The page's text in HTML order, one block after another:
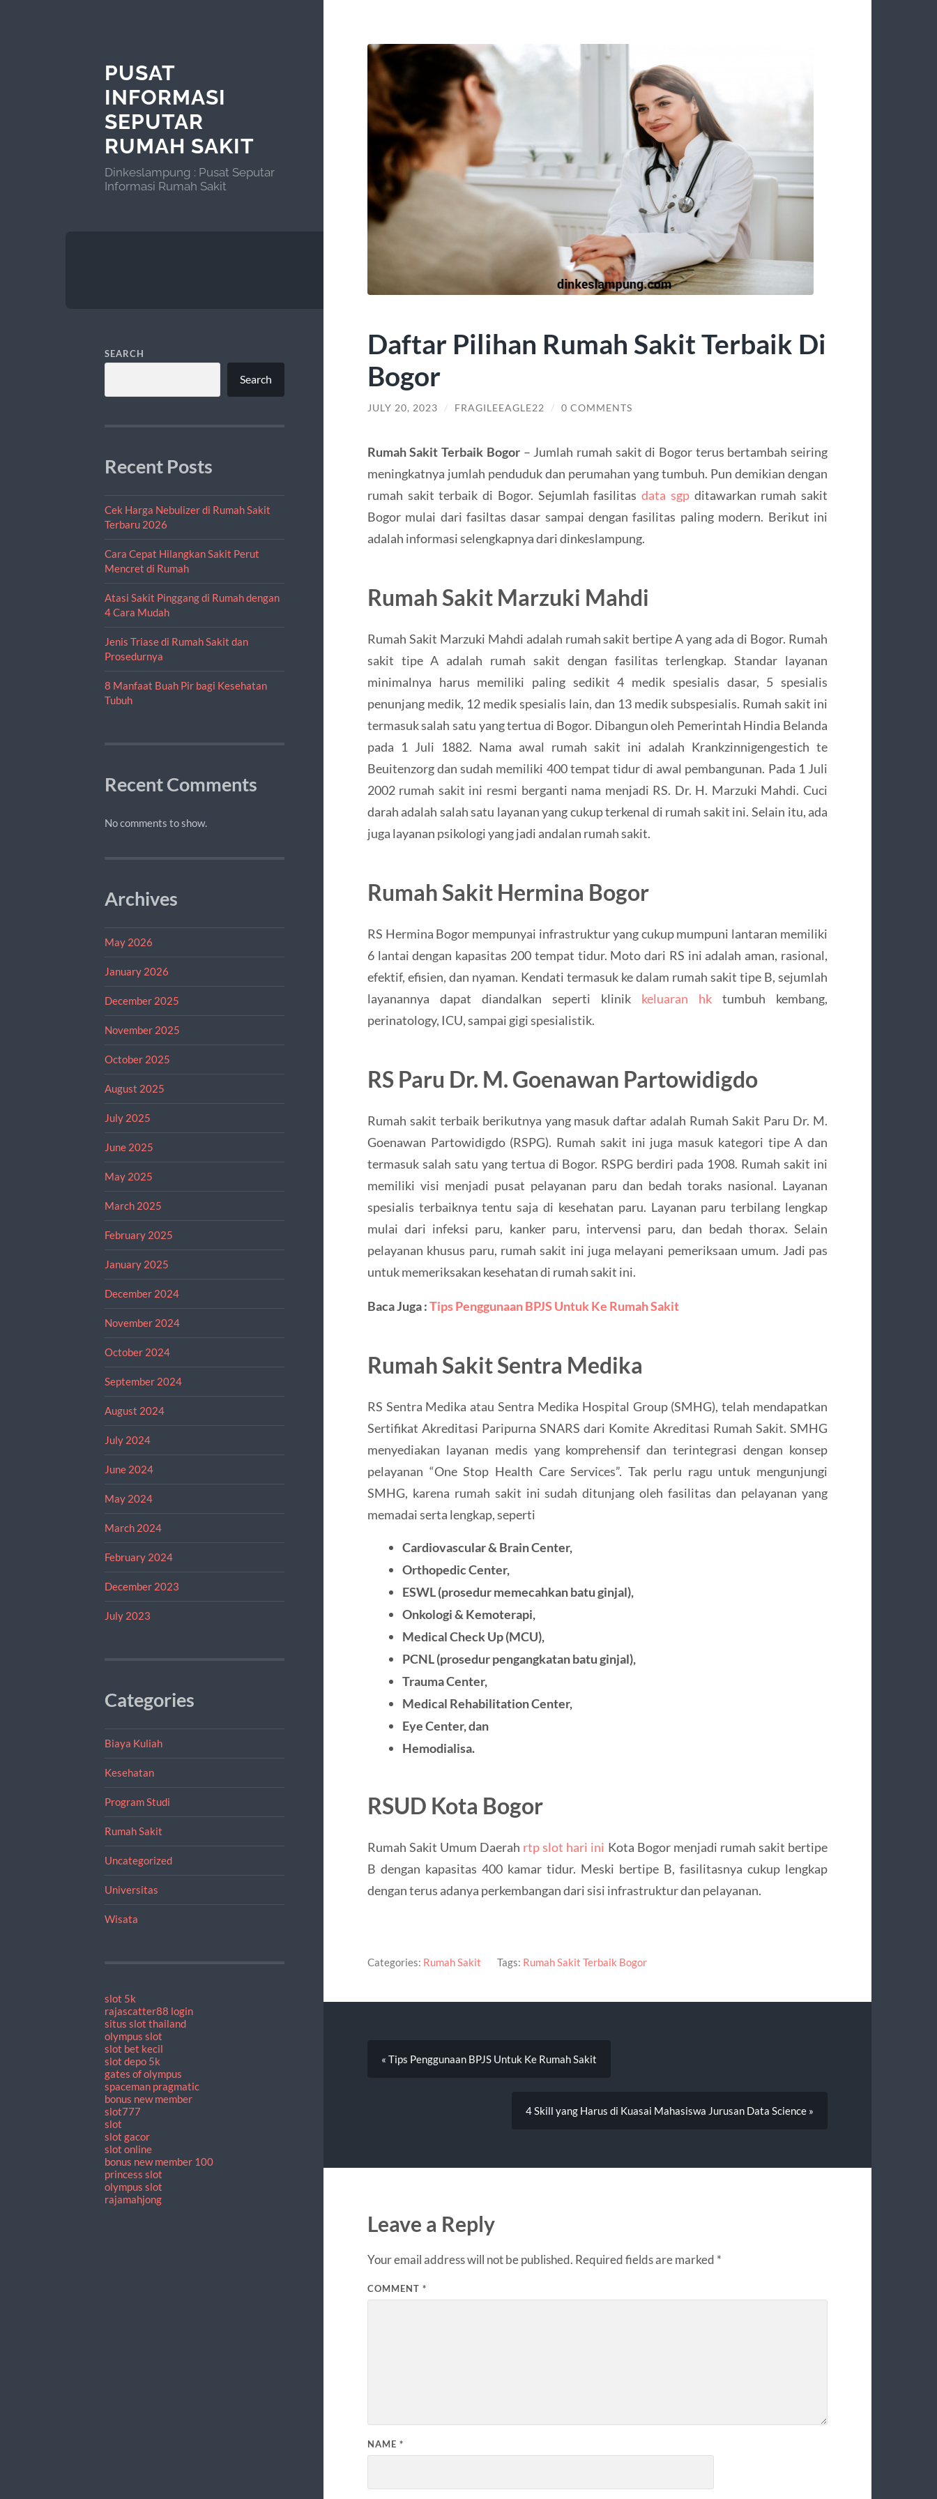
PUSAT
INFORMASI
SEPUTAR
RUMAH SAKIT
Dinkeslampung : Pusat Seputar
Informasi Rumah Sakit
SEARCH
Search
Recent Posts
Cek Harga Nebulizer di Rumah Sakit
Terbaru 2026
Cara Cepat Hilangkan Sakit Perut
Mencret di Rumah
Atasi Sakit Pinggang di Rumah dengan
4 Cara Mudah
Jenis Triase di Rumah Sakit dan
Prosedurnya
8 Manfaat Buah Pir bagi Kesehatan
Tubuh
Recent Comments
No comments to show.
Archives
May 2026
January 2026
December 2025
November 2025
October 2025
August 2025
July 2025
June 2025
May 2025
March 2025
February 2025
January 2025
December 2024
November 2024
October 2024
September 2024
August 2024
July 2024
June 2024
May 2024
March 2024
February 2024
December 2023
July 2023
Categories
Biaya Kuliah
Kesehatan
Program Studi
Rumah Sakit
Uncategorized
Universitas
Wisata
slot 5k
rajascatter88 login
situs slot thailand
olympus slot
slot bet kecil
slot depo 5k
gates of olympus
spaceman pragmatic
bonus new member
slot777
slot
slot gacor
slot online
bonus new member 100
princess slot
olympus slot
rajamahjong
Daftar Pilihan Rumah Sakit Terbaik Di
Bogor
JULY 20, 2023 / FRAGILEEAGLE22 / 0 COMMENTS
Rumah Sakit Terbaik Bogor– Jumlah rumah sakit di Bogor terus bertambah seiring
meningkatnya jumlah penduduk dan perumahan yang tumbuh. Pun demikian dengan
rumah sakit terbaik di Bogor. Sejumlah fasilitasdata sgpditawarkan rumah sakit
Bogor mulai dari fasiltas dasar sampai dengan fasilitas paling modern. Berikut ini
adalah informasi selengkapnya dari dinkeslampung.
Rumah Sakit Marzuki Mahdi
Rumah Sakit Marzuki Mahdi adalah rumah sakit bertipe A yang ada di Bogor. Rumah
sakit tipe A adalah rumah sakit dengan fasilitas terlengkap. Standar layanan
minimalnya harus memiliki paling sedikit 4 medik spesialis dasar, 5 spesialis
penunjang medik, 12 medik spesialis lain, dan 13 medik subspesialis. Rumah sakit ini
termasuk salah satu yang tertua di Bogor. Dibangun oleh Pemerintah Hindia Belanda
pada 1 Juli 1882. Nama awal rumah sakit ini adalah Krankzinnigengestich te
Beuitenzorg dan sudah memiliki 400 tempat tidur di awal pembangunan. Pada 1 Juli
2002 rumah sakit ini resmi berganti nama menjadi RS. Dr. H. Marzuki Mahdi. Cuci
darah adalah salah satu layanan yang cukup terkenal di rumah sakit ini. Selain itu, ada
juga layanan psikologi yang jadi andalan rumah sakit.
Rumah Sakit Hermina Bogor
RS Hermina Bogor mempunyai infrastruktur yang cukup mumpuni lantaran memiliki
6 lantai dengan kapasitas 200 tempat tidur. Moto dari RS ini adalah aman, rasional,
efektif, efisien, dan nyaman. Kendati termasuk ke dalam rumah sakit tipe B, sejumlah
layanannya dapat diandalkan seperti klinik keluaran hktumbuh kembang,
perinatology, ICU, sampai gigi spesialistik.
RS Paru Dr. M. Goenawan Partowidigdo
Rumah sakit terbaik berikutnya yang masuk daftar adalah Rumah Sakit Paru Dr. M.
Goenawan Partowidigdo (RSPG). Rumah sakit ini juga masuk kategori tipe A dan
termasuk salah satu yang tertua di Bogor. RSPG berdiri pada 1908. Rumah sakit ini
memiliki visi menjadi pusat pelayanan paru dan bedah toraks nasional. Layanan
spesialis terbaiknya tentu saja di kesehatan paru. Layanan paru terbilang lengkap
mulai dari infeksi paru, kanker paru, intervensi paru, dan bedah thorax. Selain
pelayanan khusus paru, rumah sakit ini juga melayani pemeriksaan umum. Jadi pas
untuk memeriksakan kesehatan di rumah sakit ini.
Baca Juga :Tips Penggunaan BPJS Untuk Ke Rumah Sakit
Rumah Sakit Sentra Medika
RS Sentra Medika atau Sentra Medika Hospital Group (SMHG), telah mendapatkan
Sertifikat Akreditasi Paripurna SNARS dari Komite Akreditasi Rumah Sakit. SMHG
menyediakan layanan medis yang komprehensif dan terintegrasi dengan konsep
pelayanan “One Stop Health Care Services”. Tak perlu ragu untuk mengunjungi
SMHG, karena rumah sakit ini sudah ditunjang oleh fasilitas dan pelayanan yang
memadai serta lengkap, seperti
Cardiovascular & Brain Center,
Orthopedic Center,
ESWL (prosedur memecahkan batu ginjal),
Onkologi & Kemoterapi,
Medical Check Up (MCU),
PCNL (prosedur pengangkatan batu ginjal),
Trauma Center,
Medical Rehabilitation Center,
Eye Center, dan
Hemodialisa.
RSUD Kota Bogor
Rumah Sakit Umum Daerah rtp slot hari ini Kota Bogor menjadi rumah sakit bertipe
B dengan kapasitas 400 kamar tidur. Meski bertipe B, fasilitasnya cukup lengkap
dengan terus adanya perkembangan dari sisi infrastruktur dan pelayanan.
Categories: Rumah Sakit Tags: Rumah Sakit Terbaik Bogor
« Tips Penggunaan BPJS Untuk Ke Rumah Sakit
4 Skill yang Harus di Kuasai Mahasiswa Jurusan Data Science »
Leave a Reply
Your email address will not be published. Required fields are marked *
COMMENT *
NAME *